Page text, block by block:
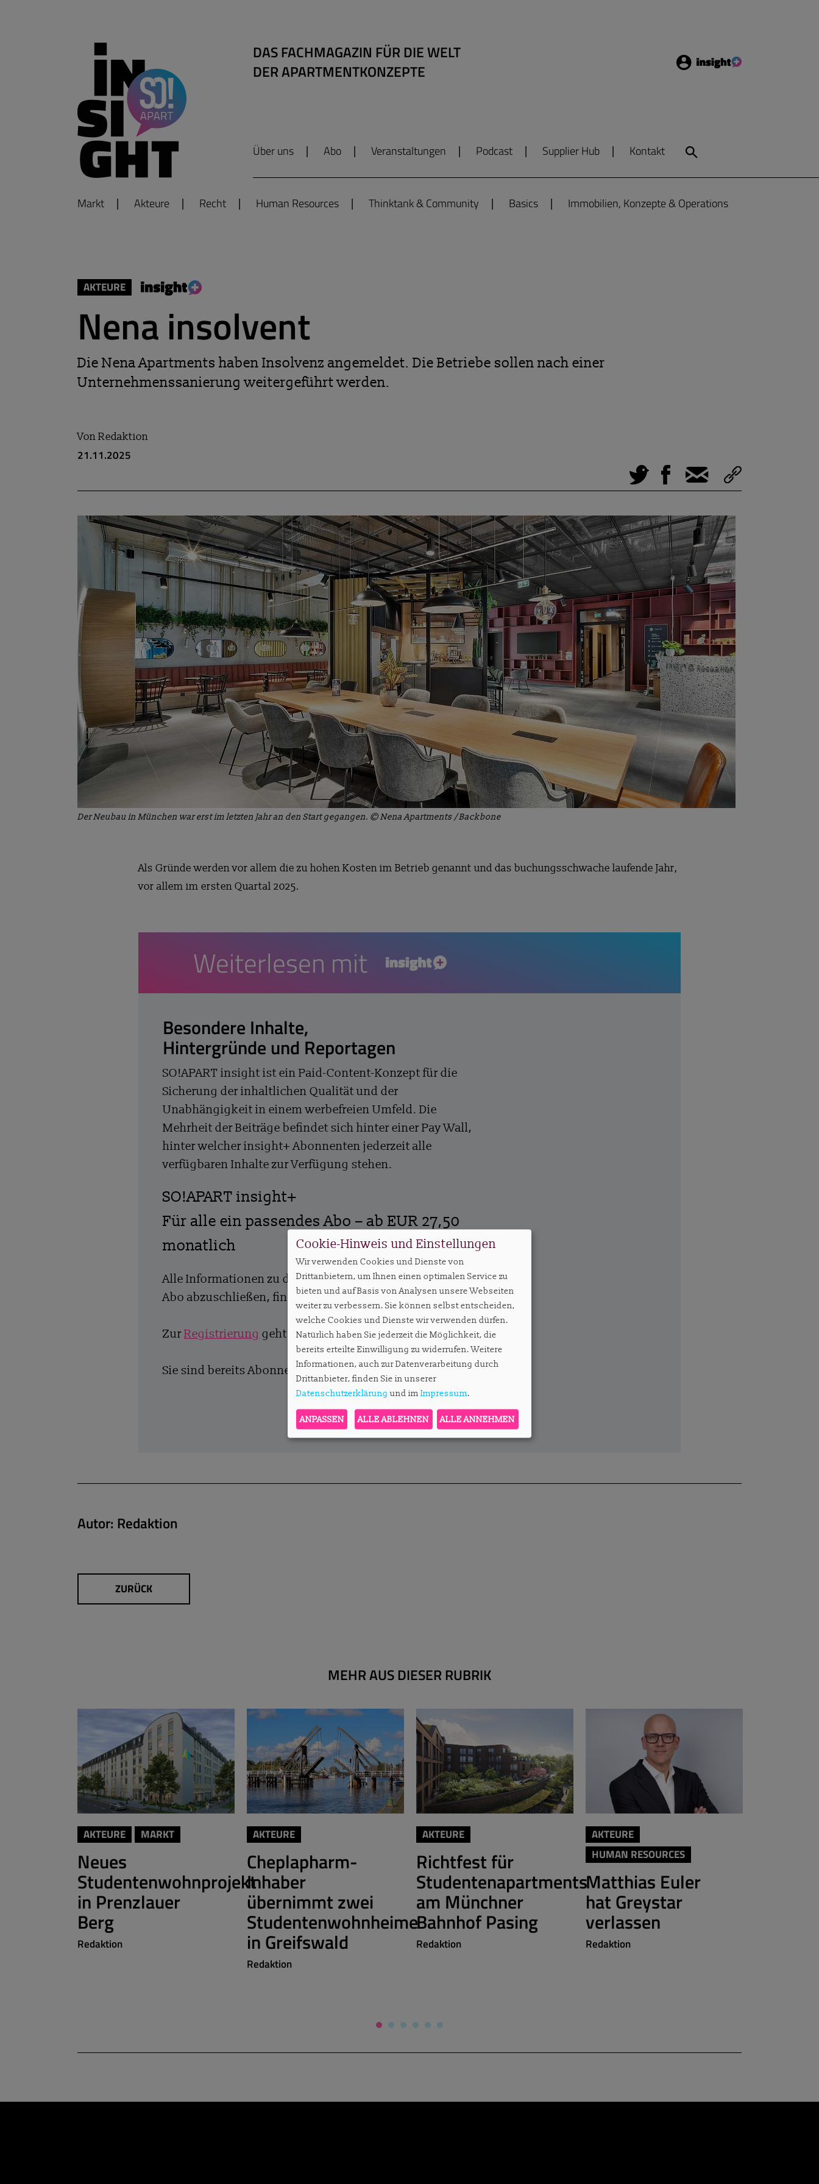
DAS FACHMAGAZIN FÜR DIE WELT
DER APARTMENTKONZEPTE
Über uns Abo Veranstaltungen Podcast Supplier Hub Kontakt
Markt Akteure Recht Human Resources Thinktank & Community Basics Immobilien, Konzepte & Operations
AKTEURE
Nena insolvent
Die Nena Apartments haben Insolvenz angemeldet. Die Betriebe sollen nach einer
Unternehmenssanierung weitergeführt werden.
VonRedaktion
21.11.2025
Tweet Facebook
E-Mail
Der Neubau in München war erst im letzten Jahr an den Start gegangen. © Nena Apartments / Backbone
Als Gründe werden vor allem die zu hohen Kosten im Betrieb genannt und das buchungsschwache laufende Jahr,
vor allem im ersten Quartal 2025.
Weiterlesen mit
Besondere Inhalte,
Hintergründe und Reportagen
SO!APART insight ist ein Paid-Content-Konzept für die
Sicherung der inhaltlichen Qualität und der
Unabhängigkeit in einem werbefreien Umfeld. Die
Mehrheit der Beiträge befindet sich hinter einer Pay Wall,
hinter welcher insight+ Abonnenten jederzeit alle
verfügbaren Inhalte zur Verfügung stehen.
SO!APART insight+
Für alle ein passendes Abo – ab EUR 27,50
monatlich
Alle Informationen zu den Abos und die Möglichkeit, ein
Abo abzuschließen, finden Siehier.
ZurRegistrierung geht es hier entlang.
Sie sind bereits Abonnent?Hier anmelden.
Autor: Redaktion
ZURÜCK
MEHR AUS DIESER RUBRIK
AKTEURE MARKT
Neues
Studentenwohnprojekt
in Prenzlauer
Berg
Redaktion
AKTEURE
Cheplapharm-
Inhaber
übernimmt zwei
Studentenwohnheime
in Greifswald
Redaktion
AKTEURE
Richtfest für
Studentenapartments
am Münchner
Bahnhof Pasing
Redaktion
AKTEURE
HUMAN RESOURCES
Matthias Euler
hat Greystar
verlassen
Redaktion
Cookie-Hinweis und Einstellungen
Wir verwenden Cookies und Dienste von
Drittanbietern, um Ihnen einen optimalen Service zu
bieten und auf Basis von Analysen unsere Webseiten
weiter zu verbessern. Sie können selbst entscheiden,
welche Cookies und Dienste wir verwenden dürfen.
Natürlich haben Sie jederzeit die Möglichkeit, die
bereits erteilte Einwilligung zu widerrufen. Weitere
Informationen, auch zur Datenverarbeitung durch
Drittanbieter, finden Sie in unserer
Datenschutzerklärung und im Impressum.
ANPASSEN ALLE ABLEHNEN ALLE ANNEHMEN